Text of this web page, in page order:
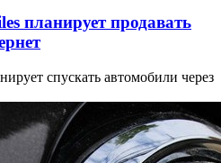
планирует продавать
спускать автомобили через